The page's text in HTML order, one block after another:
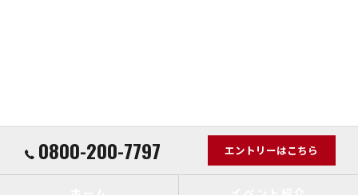
0800-200-7797 エントリーはこちら